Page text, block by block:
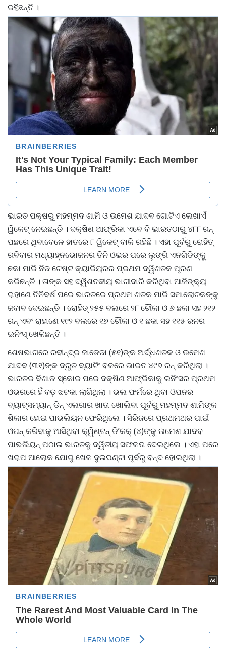
ରହିଛନ୍ତି ।
ଭାରତ ପକ୍ଷରୁ ମହମ୍ମଦ ଶାମି ଓ ଉମେଶ ଯାଦବ ଗୋଟିଏ ଲେଖାଏଁ
ୱିକେଟ୍ ନେଇଛନ୍ତି । ଦକ୍ଷିଣ ଆଫ୍ରିକା ଏବେ ବି ଭାରତଠାରୁ ୪୮୮ ରନ୍
ପଛରେ ଥିବାବେଳେ ହାତରେ ୮ ୱିକେଟ୍ ବାକି ରହିଛି । ଏହା ପୂର୍ବରୁ ରୋହିତ୍
ରବିବାର ମଧ୍ୟାହ୍ନଭୋଜନର ତିନି ଓଭର ପରେ ଲୁଙ୍ଗି ଏନଗିଡିଙ୍କୁ
ଛକା ମାରି ନିଜ ଟେଷ୍ଟ କ୍ୟାରିୟରର ପ୍ରଥମ ଦ୍ୱିଶତକ ପୂରଣ
କରିଛନ୍ତି । ତାଙ୍କ ସହ ଦ୍ୱିଶତକୀୟ ଭାଗୀଦାରି କରିଥିବା ଆଜିଙ୍କ୍ୟ
ରାହାଣେ ତିନିବର୍ଷ ପରେ ଭାରତରେ ପ୍ରଥମ ଶତକ ମାରି ସମାଲୋଚକଙ୍କୁ
ଜବାବ ଦେଇଛନ୍ତି । ରୋହିତ୍ ୨୫୫ ବଲରେ ୨୮ ଚୌକା ଓ ୬ ଛକା ସହ ୨୧୨
ରନ୍ ଏବଂ ରାହାଣେ ୧୯୨ ବଲରେ ୧୭ ଚୌକା ଓ ୧ ଛକା ସହ ୧୧୫ ରନର
ଇନିଂସ୍ ଖେଳିଛନ୍ତି ।
ଶେଷଭାଗରେ ରବୀନ୍ଦ୍ର ଜାଡେଜା (୫୧)ଙ୍କ ଅର୍ଦ୍ଧଶତକ ଓ ଉମେଶ
ଯାଦବ (୩୧)ଙ୍କ ଦ୍ରୁତ ବ୍ୟାଟିଂ ବଳରେ ଭାରତ ୪୯୭ ରନ୍ କରିଥିଲା ।
ଭାରତର ବିଶାଳ ସ୍କୋର ପରେ ଦକ୍ଷିଣ ଆଫ୍ରିକାକୁ ଇନିଂସର ପ୍ରଥମ
ଓଭରରେ ହିଁ ବଡ଼ ଝଟକା ଲାଗିଥିଲା । ଭଲ ଫର୍ମରେ ଥିବା ଓପନର
ବ୍ୟାଟ୍ସମ୍ୟାନ୍ ଡିନ୍ ଏଲଗାର ଖାତା ଖୋଲିବା ପୂର୍ବରୁ ମହମ୍ମଦ ଶାମିଙ୍କ
ଶିକାର ହୋଇ ପାଭଲିୟନ ଫେରିଥିଲେ । ସିରିଜରେ ପ୍ରଥମଥର ପାଇଁ
ଓପନ୍ କରିବାକୁ ଆସିଥିବା କ୍ୱିଣ୍ଟନ୍ ଡି’କକ୍ (୪)ଙ୍କୁ ଉମେଶ ଯାଦବ
ପାଭଲିୟନ୍ ପଠାଇ ଭାରତକୁ ଦ୍ୱିତୀୟ ସଫଳତା ଦେଇଥିଲେ । ଏହା ପରେ
ଖରାପ ଆଲୋକ ଯୋଗୁ ଖେଳ ଦୁଇଘଣ୍ଟା ପୂର୍ବରୁ ବନ୍ଦ ହୋଇଥିଲା ।